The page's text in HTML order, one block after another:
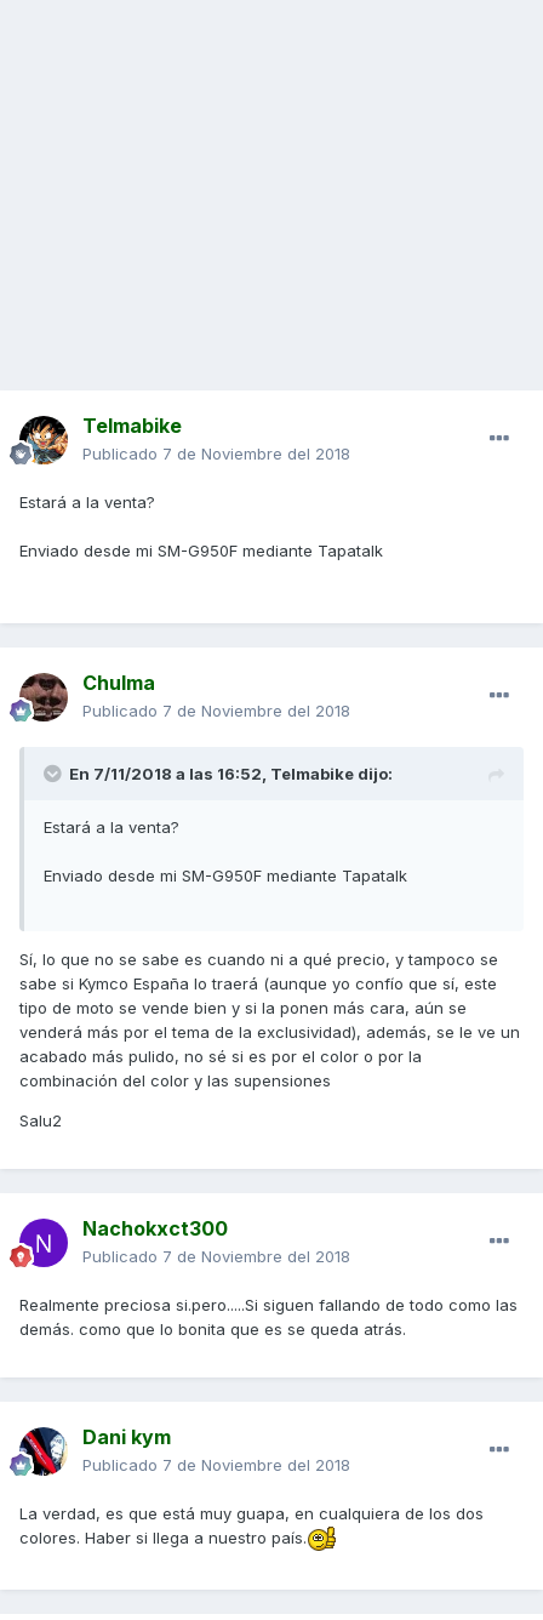
Telmabike
Publicado 7 de Noviembre del 2018
Estará a la venta?
Enviado desde mi SM-G950F mediante Tapatalk
Chulma
Publicado 7 de Noviembre del 2018
En 7/11/2018 a las 16:52, Telmabike dijo:
Estará a la venta?
Enviado desde mi SM-G950F mediante Tapatalk
Sí, lo que no se sabe es cuando ni a qué precio, y tampoco se
sabe si Kymco España lo traerá (aunque yo confío que sí, este
tipo de moto se vende bien y si la ponen más cara, aún se
venderá más por el tema de la exclusividad), además, se le ve un
acabado más pulido, no sé si es por el color o por la
combinación del color y las supensiones
Salu2
Nachokxct300
Publicado 7 de Noviembre del 2018
Realmente preciosa si.pero.....Si siguen fallando de todo como las
demás. como que lo bonita que es se queda atrás.
Dani kym
Publicado 7 de Noviembre del 2018
La verdad, es que está muy guapa, en cualquiera de los dos
colores. Haber si llega a nuestro país.